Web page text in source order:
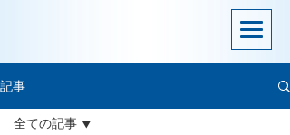
記事
全ての記事